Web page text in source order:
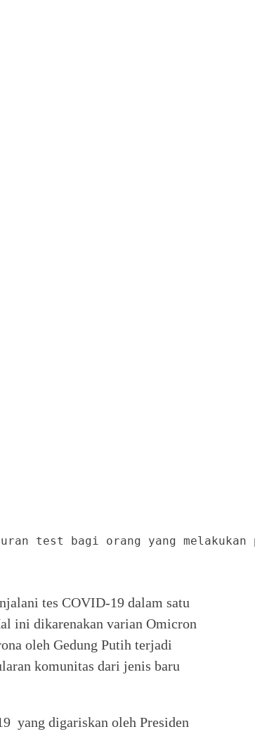
test bagi orang yang
tes COVID-19 dalam satu
ini dikarenakan varian Omicron
oleh Gedung Putih terjadi
komunitas dari jenis baru
yang digariskan oleh Presiden